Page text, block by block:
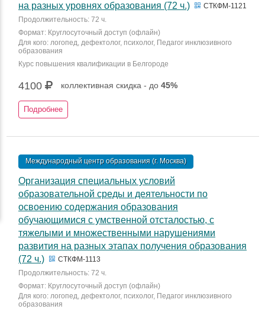
на разных уровнях образования (72 ч.)
СТКФМ-1121
Продолжительность: 72 ч.
Формат: Круглосуточный доступ (офлайн)
Для кого: логопед, дефектолог, психолог, Педагог инклюзивного
образования
Курс повышения квалификации в Белгороде
4100 коллективная скидка - до 45%
Подробнее
Международный центр образования (г. Москва)
Организация специальных условий
образовательной среды и деятельности по
освоению содержания образования
обучающимися с умственной отсталостью, с
тяжелыми и множественными нарушениями
развития на разных этапах получения образования
(72 ч.)
СТКФМ-1113
Продолжительность: 72 ч.
Формат: Круглосуточный доступ (офлайн)
Для кого: логопед, дефектолог, психолог, Педагог инклюзивного
образования